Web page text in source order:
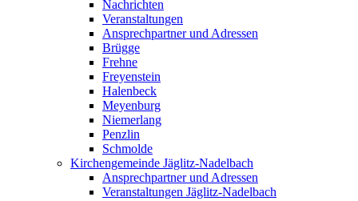
Nachrichten
Veranstaltungen
Ansprechpartner und Adressen
Brügge
Frehne
Freyenstein
Halenbeck
Meyenburg
Niemerlang
Penzlin
Schmolde
Kirchengemeinde Jäglitz-Nadelbach
Ansprechpartner und Adressen
Veranstaltungen Jäglitz-Nadelbach